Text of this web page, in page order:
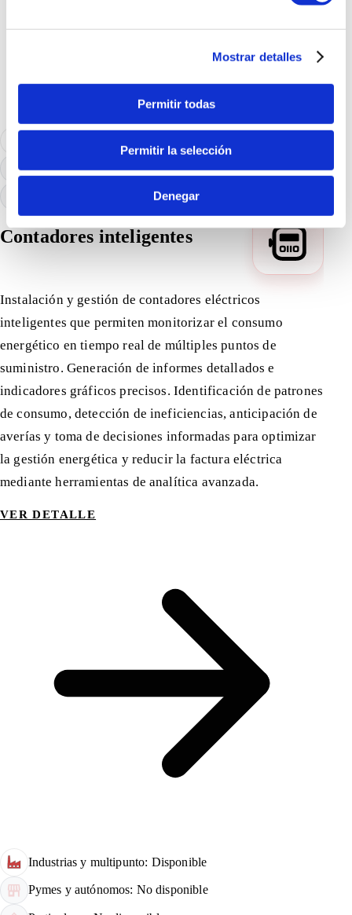
Mostrar detalles
Permitir todas
Permitir la selección
Denegar
Pymes y autónomos: No disponible
Particulares: No disponible
Contadores inteligentes
Instalación y gestión de contadores eléctricos
inteligentes que permiten monitorizar el consumo
energético en tiempo real de múltiples puntos de
suministro. Generación de informes detallados e
indicadores gráficos precisos. Identificación de patrones
de consumo, detección de ineficiencias, anticipación de
averías y toma de decisiones informadas para optimizar
la gestión energética y reducir la factura eléctrica
mediante herramientas de analítica avanzada.
VER DETALLE
Industrias y multipunto: Disponible
Pymes y autónomos: No disponible